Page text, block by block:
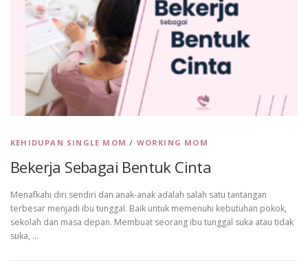
KEHIDUPAN SINGLE MOM / WORKING MOM
Bekerja Sebagai Bentuk Cinta
Menafkahi diri sendiri dan anak-anak adalah salah satu tantangan
terbesar menjadi ibu tunggal. Baik untuk memenuhi kebutuhan pokok,
sekolah dan masa depan. Membuat seorang ibu tunggal suka atau tidak
suka, …